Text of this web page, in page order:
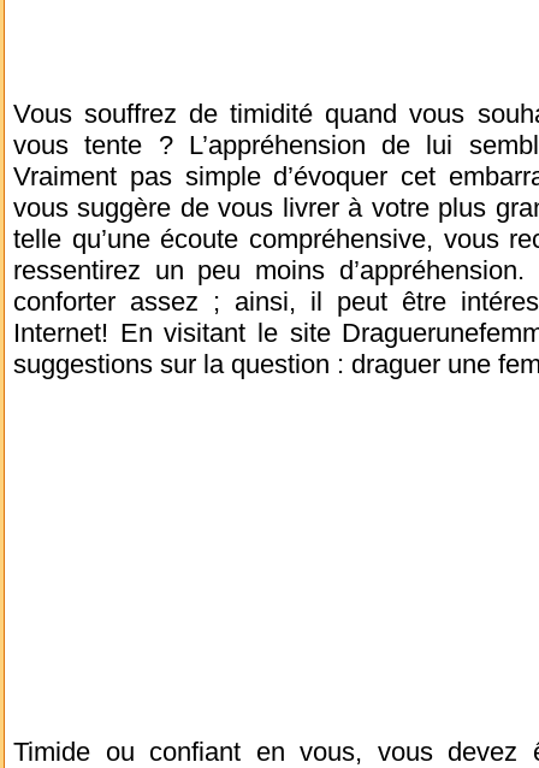
Vous souffrez de timidité quand vous
vous tente ? L’appréhension de lui
Vraiment pas simple d’évoquer cet
vous suggère de vous livrer à votre plus
telle qu’une écoute compréhensive, vous
ressentirez un peu moins
conforter assez ; ainsi, il peut être
Internet! En visitant le site
suggestions sur la question : draguer une
Timide ou confiant en vous, vous devez